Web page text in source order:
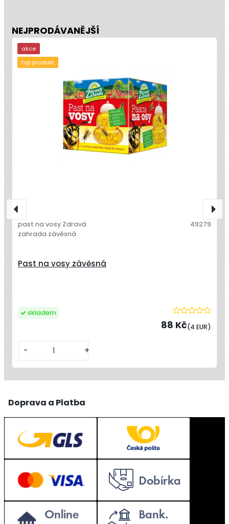
NEJPRODÁVANĚJŠÍ
Past na vosy závěsná
past na vosy Zdravá
zahrada závěsná
49279
88 Kč(4 EUR)
- +
skladem
akce
top produkt
Doprava a Platba